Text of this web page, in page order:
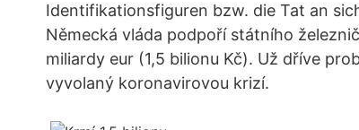
Identifikationsfiguren bzw. die Tat an
Německá vláda podpoří státního
miliardy eur (1,5 bilionu Kč). Už dříve
vyvolaný koronavirovou krizí.